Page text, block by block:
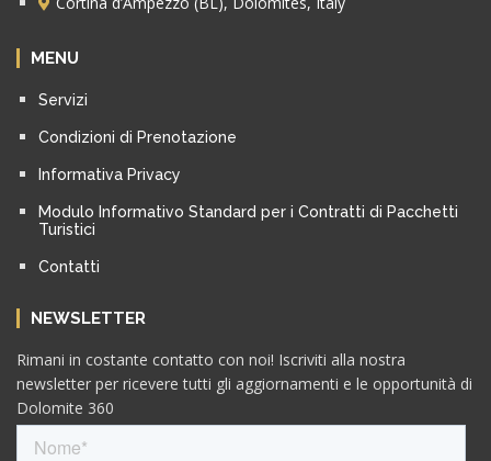
MENU
Servizi
Condizioni di Prenotazione
Informativa Privacy
Modulo Informativo Standard per i Contratti di Pacchetti
Turistici
Contatti
NEWSLETTER
Rimani in costante contatto con noi! Iscriviti alla nostra
newsletter per ricevere tutti gli aggiornamenti e le opportunità di
Dolomite 360